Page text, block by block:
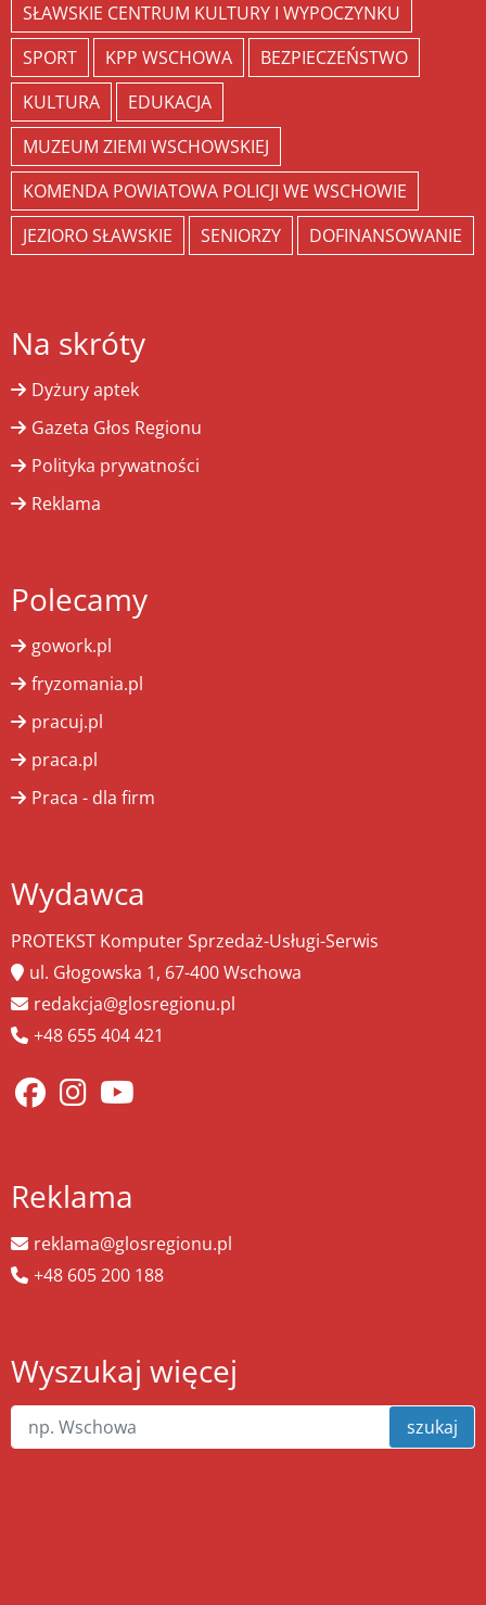
SŁAWSKIE CENTRUM KULTURY I WYPOCZYNKU
SPORT
KPP WSCHOWA
BEZPIECZEŃSTWO
KULTURA
EDUKACJA
MUZEUM ZIEMI WSCHOWSKIEJ
KOMENDA POWIATOWA POLICJI WE WSCHOWIE
JEZIORO SŁAWSKIE
SENIORZY DOFINANSOWANIE
Na skróty
Dyżury aptek
Gazeta Głos Regionu
Polityka prywatności
Reklama
Polecamy
gowork.pl
fryzomania.pl
pracuj.pl
praca.pl
Praca - dla firm
Wydawca
PROTEKST Komputer Sprzedaż-Usługi-Serwis
ul. Głogowska 1, 67-400 Wschowa
redakcja@glosregionu.pl
+48 655 404 421
Reklama
reklama@glosregionu.pl
+48 605 200 188
Wyszukaj więcej
szukaj